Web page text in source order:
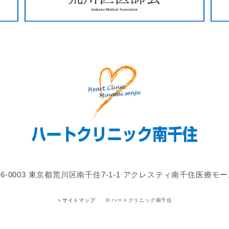
0003 東京都荒川区南千住7-1-1 アクレスティ南千住医療モ
＞サイトマップ © ハートクリニック南千住